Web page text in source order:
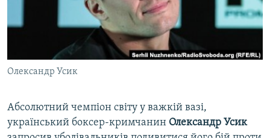
ВІДЕОУРОКИ «ELIFBE»
СВІДЧЕННЯ ОКУПАЦІЇ
УКРАЇНСЬКА ПРОБЛЕМА КРИМУ
ІНФОГРАФІКА
Русский
ДОЛУЧАЙСЯ!
Усі сайти RFE/RL
Олександр Усик
Абсолютний чемпіон світу у важкій вазі,
український боксер-кримчанин Олександр Усик